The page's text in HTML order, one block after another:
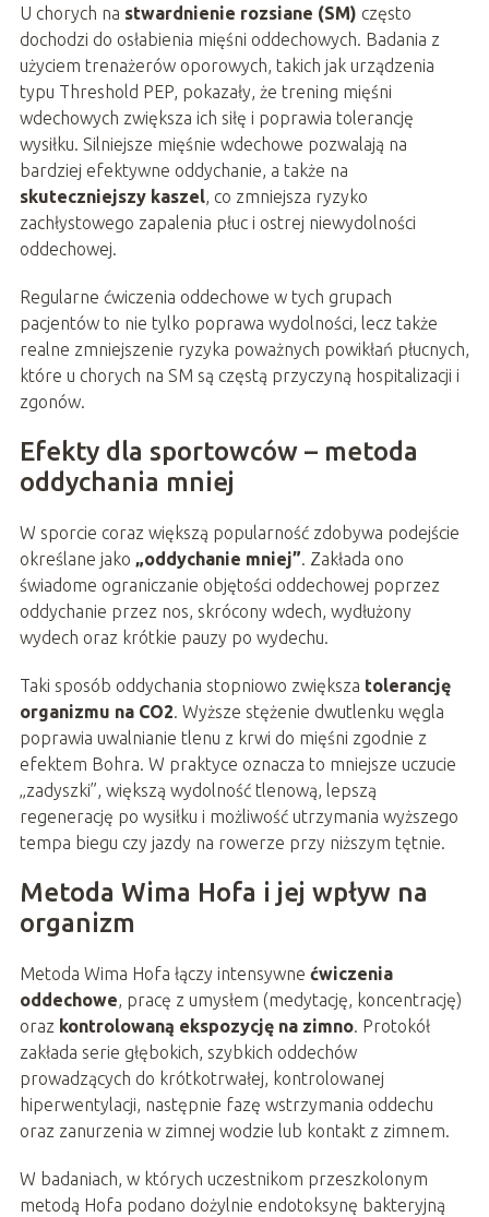
U chorych na stwardnienie rozsiane (SM) często
dochodzi do osłabienia mięśni oddechowych. Badania z
użyciem trenażerów oporowych, takich jak urządzenia
typu Threshold PEP, pokazały, że trening mięśni
wdechowych zwiększa ich siłę i poprawia tolerancję
wysiłku. Silniejsze mięśnie wdechowe pozwalają na
bardziej efektywne oddychanie, a także na
skuteczniejszy kaszel, co zmniejsza ryzyko
zachłystowego zapalenia płuc i ostrej niewydolności
oddechowej.
Regularne ćwiczenia oddechowe w tych grupach
pacjentów to nie tylko poprawa wydolności, lecz także
realne zmniejszenie ryzyka poważnych powikłań płucnych,
które u chorych na SM są częstą przyczyną hospitalizacji i
zgonów.
Efekty dla sportowców – metoda
oddychania mniej
W sporcie coraz większą popularność zdobywa podejście
określane jako „oddychanie mniej”. Zakłada ono
świadome ograniczanie objętości oddechowej poprzez
oddychanie przez nos, skrócony wdech, wydłużony
wydech oraz krótkie pauzy po wydechu.
Taki sposób oddychania stopniowo zwiększa tolerancję
organizmu na CO2. Wyższe stężenie dwutlenku węgla
poprawia uwalnianie tlenu z krwi do mięśni zgodnie z
efektem Bohra. W praktyce oznacza to mniejsze uczucie
„zadyszki”, większą wydolność tlenową, lepszą
regenerację po wysiłku i możliwość utrzymania wyższego
tempa biegu czy jazdy na rowerze przy niższym tętnie.
Metoda Wima Hofa i jej wpływ na
organizm
Metoda Wima Hofa łączy intensywne ćwiczenia
oddechowe, pracę z umysłem (medytację, koncentrację)
oraz kontrolowaną ekspozycję na zimno. Protokół
zakłada serie głębokich, szybkich oddechów
prowadzących do krótkotrwałej, kontrolowanej
hiperwentylacji, następnie fazę wstrzymania oddechu
oraz zanurzenia w zimnej wodzie lub kontakt z zimnem.
W badaniach, w których uczestnikom przeszkolonym
metodą Hofa podano dożylnie endotoksynę bakteryjną